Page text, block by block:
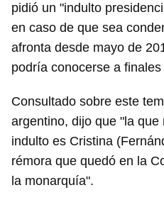
pidió un "indulto
en caso de que sea
afronta desde mayo de
podría conocerse a
Consultado sobre este
argentino, dijo que "la
indulto es Cristina
rémora que quedó en la
la monarquía".